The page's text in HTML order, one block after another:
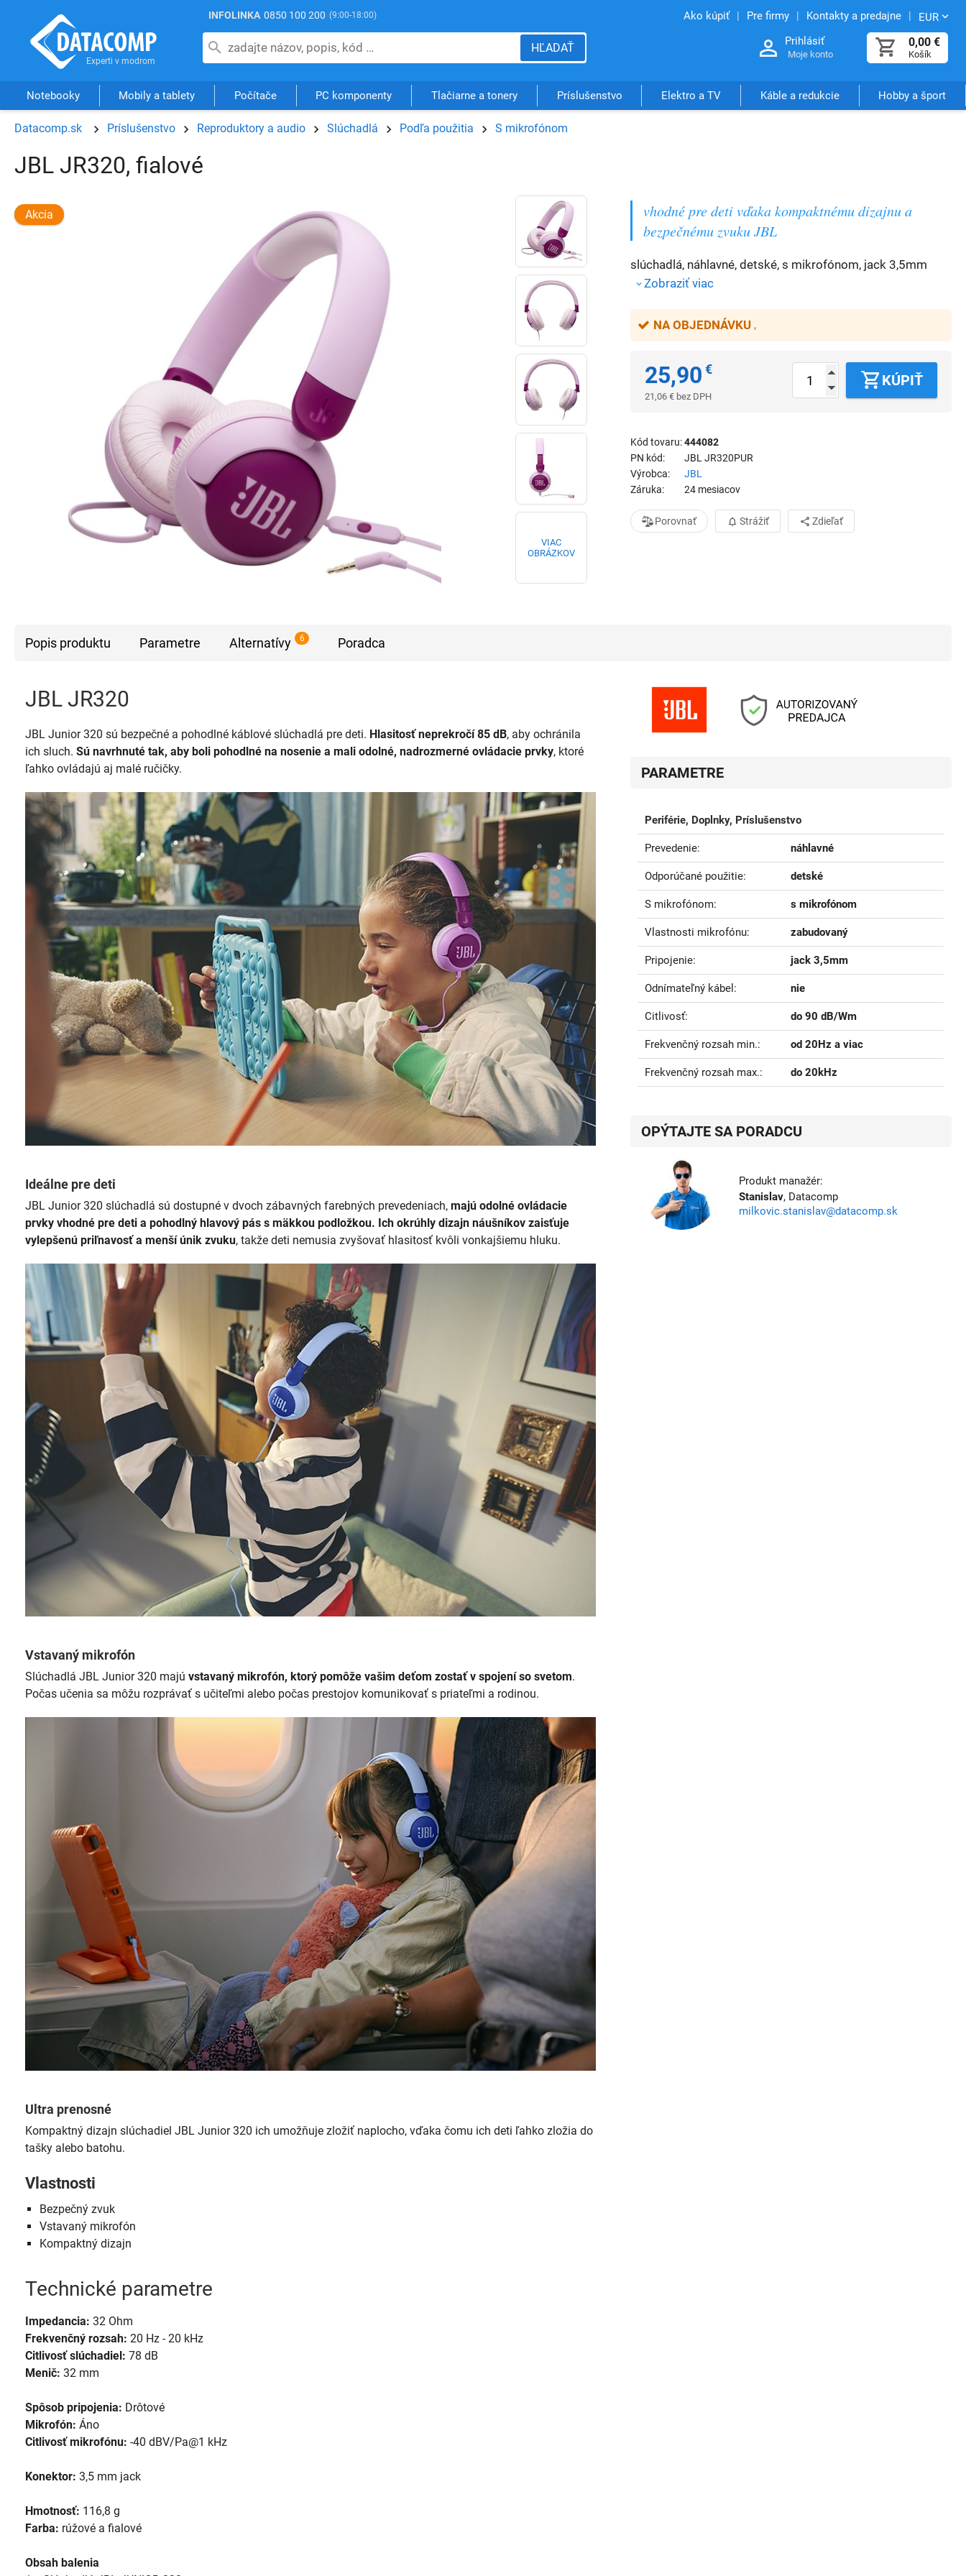
INFOLINKA 0850 100 200 (9:00-18:00) Ako kúpiť Pre firmy Kontakty a predajne EUR
0,00 €
Košík
Prihlásiť
Moje konto
HĽADAŤ
Notebooky Mobily a tablety Počítače PC komponenty Tlačiarne a tonery Príslušenstvo Elektro a TV Káble a redukcie Hobby a šport
Datacomp.sk Príslušenstvo Reproduktory a audio Slúchadlá Podľa použitia S mikrofónom
JBL JR320, fialové
VIAC
OBRÁZKOV
Akcia
vhodné pre deti vďaka kompaktnému dizajnu a
bezpečnému zvuku JBL
slúchadlá, náhlavné, detské, s mikrofónom, jack 3,5mm
Zobraziť viac
NA OBJEDNÁVKU
25,90 €
21,06 € bez DPH
KÚPIŤ
Kód tovaru 444082
PN kód
JBL JR320PUR
Výrobca
JBL
Záruka
24 mesiacov
Porovnať Strážiť Zdieľať
Popis produktu Parametre Alternatívy 6 Poradca
JBL JR320
JBL Junior 320 sú bezpečné a pohodlné káblové slúchadlá pre deti. Hlasitosť neprekročí 85 dB, aby ochránila
ich sluch. Sú navrhnuté tak, aby boli pohodlné na nosenie a mali odolné, nadrozmerné ovládacie prvky, ktoré
ľahko ovládajú aj malé ručičky.
Ideálne pre deti
JBL Junior 320 slúchadlá sú dostupné v dvoch zábavných farebných prevedeniach, majú odolné ovládacie
prvky vhodné pre deti a pohodlný hlavový pás s mäkkou podložkou. Ich okrúhly dizajn náušníkov zaisťuje
vylepšenú priľnavosť a menší únik zvuku, takže deti nemusia zvyšovať hlasitosť kvôli vonkajšiemu hluku.
Vstavaný mikrofón
Slúchadlá JBL Junior 320 majú vstavaný mikrofón, ktorý pomôže vašim deťom zostať v spojení so svetom.
Počas učenia sa môžu rozprávať s učiteľmi alebo počas prestojov komunikovať s priateľmi a rodinou.
Ultra prenosné
Kompaktný dizajn slúchadiel JBL Junior 320 ich umožňuje zložiť naplocho, vďaka čomu ich deti ľahko zložia do
tašky alebo batohu.
Vlastnosti
Bezpečný zvuk
Vstavaný mikrofón
Kompaktný dizajn
Technické parametre
Impedancia: 32 Ohm
Frekvenčný rozsah: 20 Hz - 20 kHz
Citlivosť slúchadiel: 78 dB
Menič: 32 mm
Spôsob pripojenia: Drôtové
Mikrofón: Áno
Citlivosť mikrofónu: -40 dBV/Pa@1 kHz
Konektor: 3,5 mm jack
Hmotnosť: 116,8 g
Farba: rúžové a fialové
Obsah balenia
PARAMETRE
Periférie, Doplnky, Príslušenstvo
Prevedenie náhlavné
Odporúčané použitie detské
S mikrofónom s mikrofónom
Vlastnosti mikrofónu zabudovaný
Pripojenie jack 3,5mm
Odnímateľný kábel nie
Citlivosť do 90 dB/Wm
Frekvenčný rozsah min. od 20Hz a viac
Frekvenčný rozsah max. do 20kHz
OPÝTAJTE SA PORADCU
Produkt manažér:
Stanislav, Datacomp
milkovic.stanislav@datacomp.sk